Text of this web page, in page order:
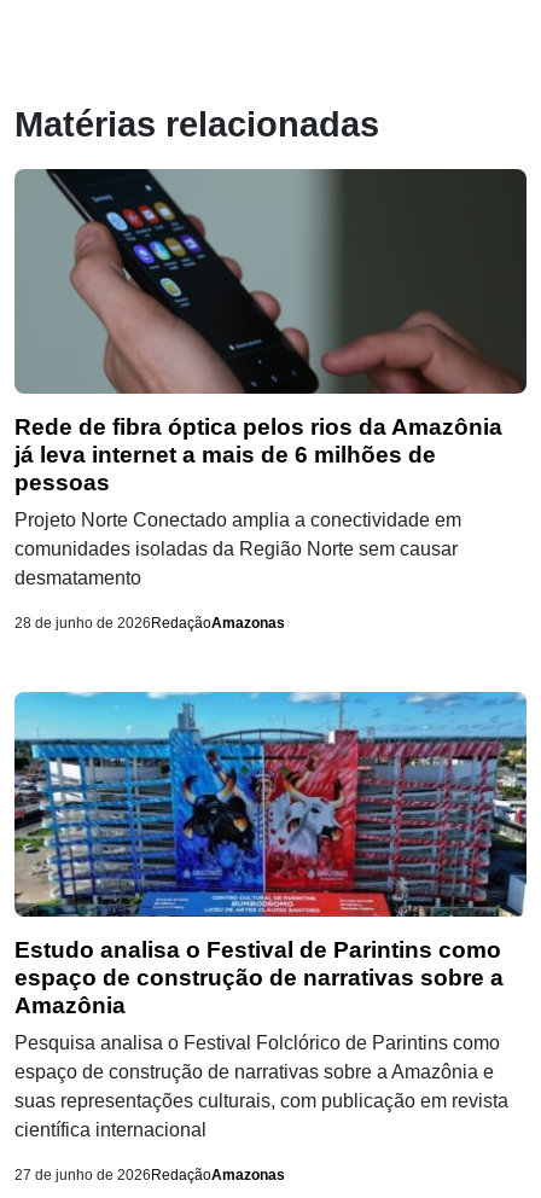
Matérias relacionadas
Rede de fibra óptica pelos rios da Amazônia
já leva internet a mais de 6 milhões de
pessoas
Projeto Norte Conectado amplia a conectividade em
comunidades isoladas da Região Norte sem causar
desmatamento
28 de junho de 2026 RedaçãoAmazonas
Estudo analisa o Festival de Parintins como
espaço de construção de narrativas sobre a
Amazônia
Pesquisa analisa o Festival Folclórico de Parintins como
espaço de construção de narrativas sobre a Amazônia e
suas representações culturais, com publicação em revista
científica internacional
27 de junho de 2026 RedaçãoAmazonas